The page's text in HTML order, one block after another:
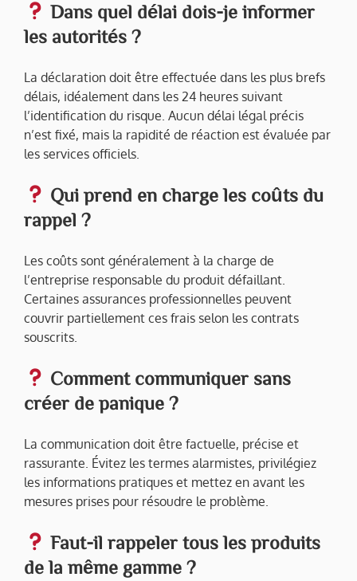
Dans quel délai dois-je informer
les autorités ?
La déclaration doit être effectuée dans les plus brefs
délais, idéalement dans les 24 heures suivant
l’identification du risque. Aucun délai légal précis
n’est fixé, mais la rapidité de réaction est évaluée par
les services officiels.
Qui prend en charge les coûts du
rappel ?
Les coûts sont généralement à la charge de
l’entreprise responsable du produit défaillant.
Certaines assurances professionnelles peuvent
couvrir partiellement ces frais selon les contrats
souscrits.
Comment communiquer sans
créer de panique ?
La communication doit être factuelle, précise et
rassurante. Évitez les termes alarmistes, privilégiez
les informations pratiques et mettez en avant les
mesures prises pour résoudre le problème.
Faut-il rappeler tous les produits
de la même gamme ?